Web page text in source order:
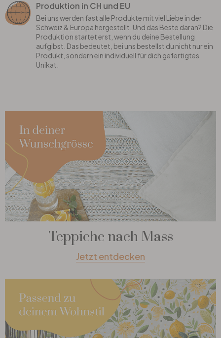
Produktion in CH und EU
Bei uns werden fast alle Produkte mit viel Liebe in der
Schweiz & Europa hergestellt. Und das Beste daran? Die
Produktion startet erst, wenn du deine Bestellung
aufgibst. Das bedeutet, bei uns bestellst du nicht nur ein
Produkt, sondern ein individuell für dich gefertigtes
Unikat.
Teppiche nach Mass
Jetzt entdecken